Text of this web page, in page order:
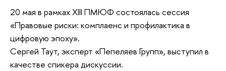
20 мая в рамках XIII ПМЮФ состоялась сессия
«Правовые риски: комплаенс и профилактика в
цифровую эпоху».
Сергей Таут, эксперт «Пепеляев Групп», выступил в
качестве спикера дискуссии.